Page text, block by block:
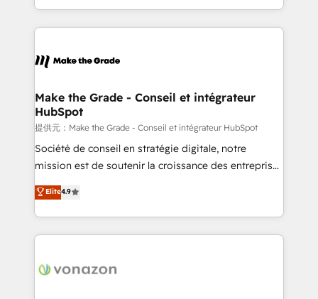
outil et des données partagées • Amélioration de la
collecte et de l’analyse des données pour des
de la productivité des équipes Notre équipe de 30
avec un engagement total, alignant processus
métiers et technologie, et guidant vos équipes à
travers le changement, tout en centrant vos objectifs
d’entreprise. Grâce à une méthodologie éprouvée
auprès de plus de 400 clients, nous comprenons
HubSpot dans votre organisation. Pour toute
question technique ou besoin de structuration de
Make the Grade - Conseil et intégrateur
HubSpot
提供元：Make the Grade - Conseil et intégrateur HubSpot
Société de conseil en stratégie digitale, notre
mission est de soutenir la croissance des entreprises
B2B à travers l’acquisition de nouveaux clients,
l'intégration CRM et le développement des revenus
auprès de vos comptes existants. En France et à
l'international, nous travaillons avec des ETI
delà d’une simple transformation digitale et des
Elite4.9